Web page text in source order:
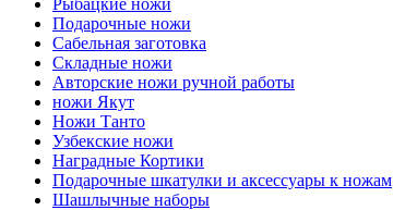
Рыбацкие ножи
Подарочные ножи
Сабельная заготовка
Складные ножи
Авторские ножи ручной работы
ножи Якут
Ножи Танто
Узбекские ножи
Наградные Кортики
Подарочные шкатулки и аксессуары к ножам
Шашлычные наборы